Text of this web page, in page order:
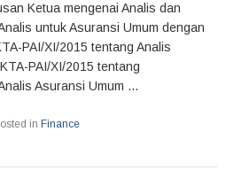
Ketua mengenai Analis dan
untuk Asuransi Umum dengan
PAI/XI/2015 tentang Analis
PAI/XI/2015 tentang
Asuransi Umum ...
in Finance